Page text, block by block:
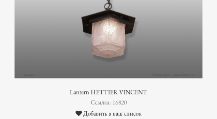
Lantern HETTIER VINCENT
Ссылка: 16820
Добавить в ваш список